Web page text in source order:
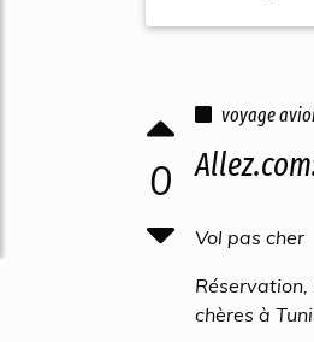
0
voyage
Vol pas cher
chères à